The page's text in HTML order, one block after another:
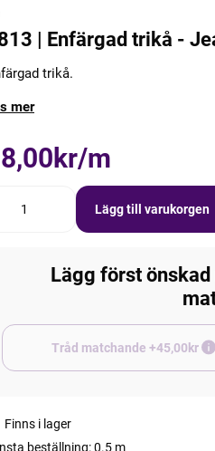
| Enfärgad trikå -
trikå.
mer
m
Lägg till varukorgen
Lägg först
Tråd matchande +45,00kr
Finns i lager
beställning: 0.5 m